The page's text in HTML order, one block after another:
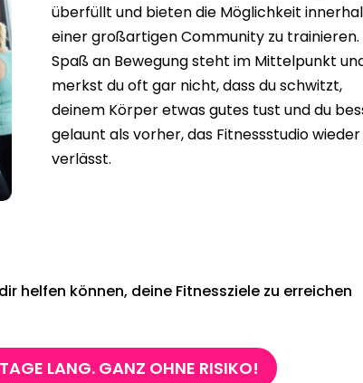
überfüllt und bieten die Möglichkeit
einer großartigen Community zu trainieren.
Spaß an Bewegung steht im Mittelpunkt
merkst du oft gar nicht, dass du schwitzt,
deinem Körper etwas gutes tust und du
gelaunt als vorher, das Fitnessstudio wieder
verlässt.
helfen können, deine Fitnessziele zu erreichen
LANG. GANZ OHNE RISIKO!